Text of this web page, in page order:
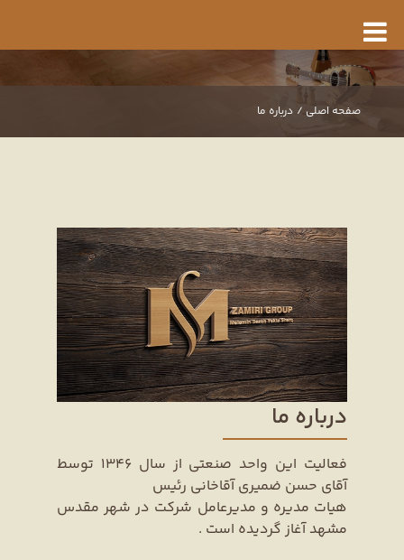
صفحه اصلی / درباره ما
درباره ما
فعالیت این واحد صنعتی از سال 1346 توسط
آقای حسن ضمیری آقاخانی رئیس
هیات مدیره و مدیرعامل شرکت در شهر مقدس
مشهد آغاز گردیده است .